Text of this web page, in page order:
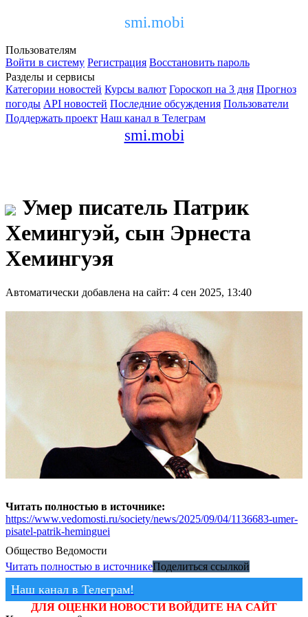
smi.mobi
Пользователям
Войти в систему Регистрация Восстановить пароль
Разделы и сервисы
Категории новостей Курсы валют Гороскоп на 3 дня Прогноз
погоды API новостей Последние обсуждения Пользователи
Поддержать проект Наш канал в Телеграм
smi.mobi
Умер писатель Патрик
Хемингуэй, сын Эрнеста
Хемингуэя
Автоматически добавлена на сайт: 4 сен 2025, 13:40
Читать полностью в источнике:
https://www.vedomosti.ru/society/news/2025/09/04/1136683-umer-
pisatel-patrik-heminguei
Общество Ведомости
Читать полностью в источникеПоделиться ссылкой
Наш канал в Телеграм!
ДЛЯ ОЦЕНКИ НОВОСТИ ВОЙДИТЕ НА САЙТ